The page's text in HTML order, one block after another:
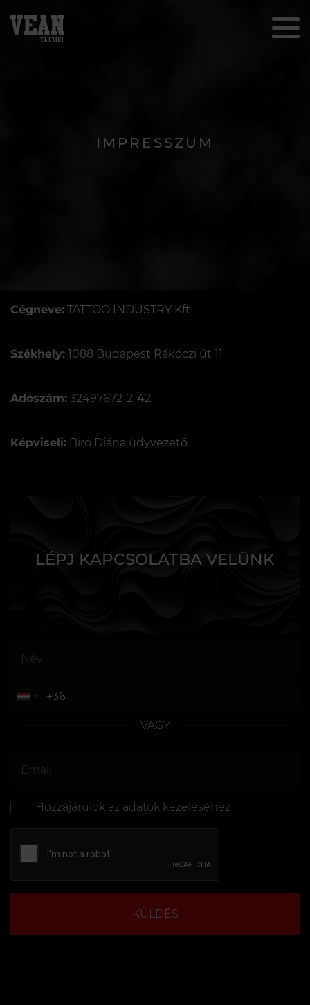
IMPRESSZUM
Cégneve: TATTOO INDUSTRY Kft
Székhely: 1088 Budapest Rákóczi út 11
Adószám: 32497672-2-42
Képviseli: Bíró Diána üdyvezető.
LÉPJ KAPCSOLATBA VELÜNK
VAGY
Hozzájárulok az adatok kezeléséhez
KÜLDÉS